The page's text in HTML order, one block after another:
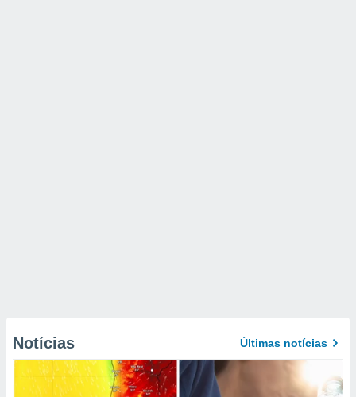
Notícias Últimas notícias